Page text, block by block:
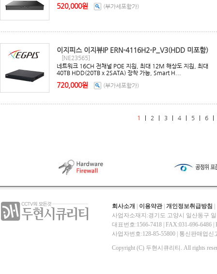
520,000원 (부가세포함가)
이지피스 이지뷰IP ERN-4116H2-P_V3(HDD 미포함)
[NE23565]
네트워크 16CH 전채널 POE 지원, 최대 12M 해상도 지원, 최대
40TB HDD(20TB x 2SATA) 장착 가능, Smart H...
720,000원 (부가세포함가)
1 | 2 | 3 | 4 | 5 | 6
회사소개 이용약관| 개인정보취급방침
사업자소재지:경기도 고양시 일산동구
대표번호:1566-7418 | FAX:031-696-6486 |
사업자번호:128-85-55800 | 통신판매업
Copyright (C) 두현시큐리티. All rights